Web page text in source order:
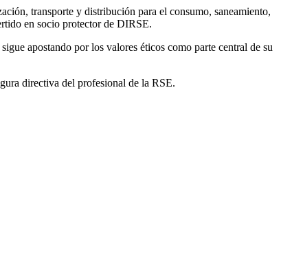
transporte y distribución para el consumo, saneamiento,
en socio protector de DIRSE.
apostando por los valores éticos como parte central de su
directiva del profesional de la RSE.